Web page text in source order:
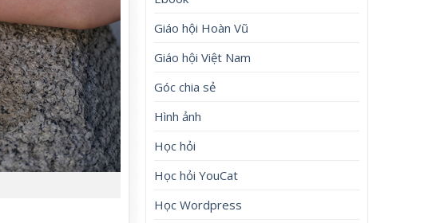
Giáo hội Hoàn Vũ
Giáo hội Việt Nam
Góc chia sẻ
Hình ảnh
Học hỏi
Học hỏi YouCat
Học Wordpress